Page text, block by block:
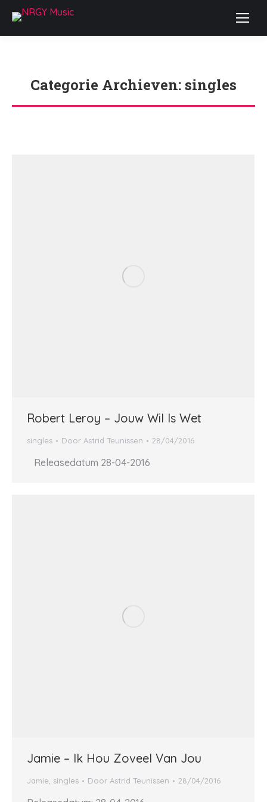
Categorie Archieven: singles
Je bent hier:
Robert Leroy – Jouw Wil Is Wet
singles Door Astrid Teunissen 28/04/2016
Releasedatum 28-04-2016
Jamie – Ik Hou Zoveel Van Jou
Jamie singles Door Astrid Teunissen 28/04/2016